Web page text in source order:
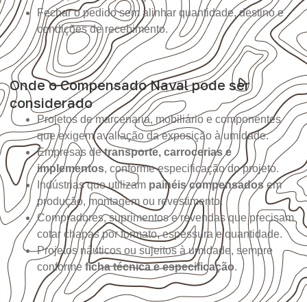
Fechar o pedido sem alinhar quantidade, destino e
condições de recebimento.
Onde o Compensado Naval pode ser
considerado
Projetos de marcenaria, mobiliário e componentes
que exigem avaliação da exposição à umidade.
Empresas detransporte, carrocerias e
implementos, conforme especificação do projeto.
Indústrias que utilizam painéis compensadosem
produção, montagem ou revestimento.
Compradores, suprimentos e revendas que precisam
cotar chapas por formato, espessura e quantidade.
Projetos náuticos ou sujeitos à umidade, sempre
conforme ficha técnica e especificação.